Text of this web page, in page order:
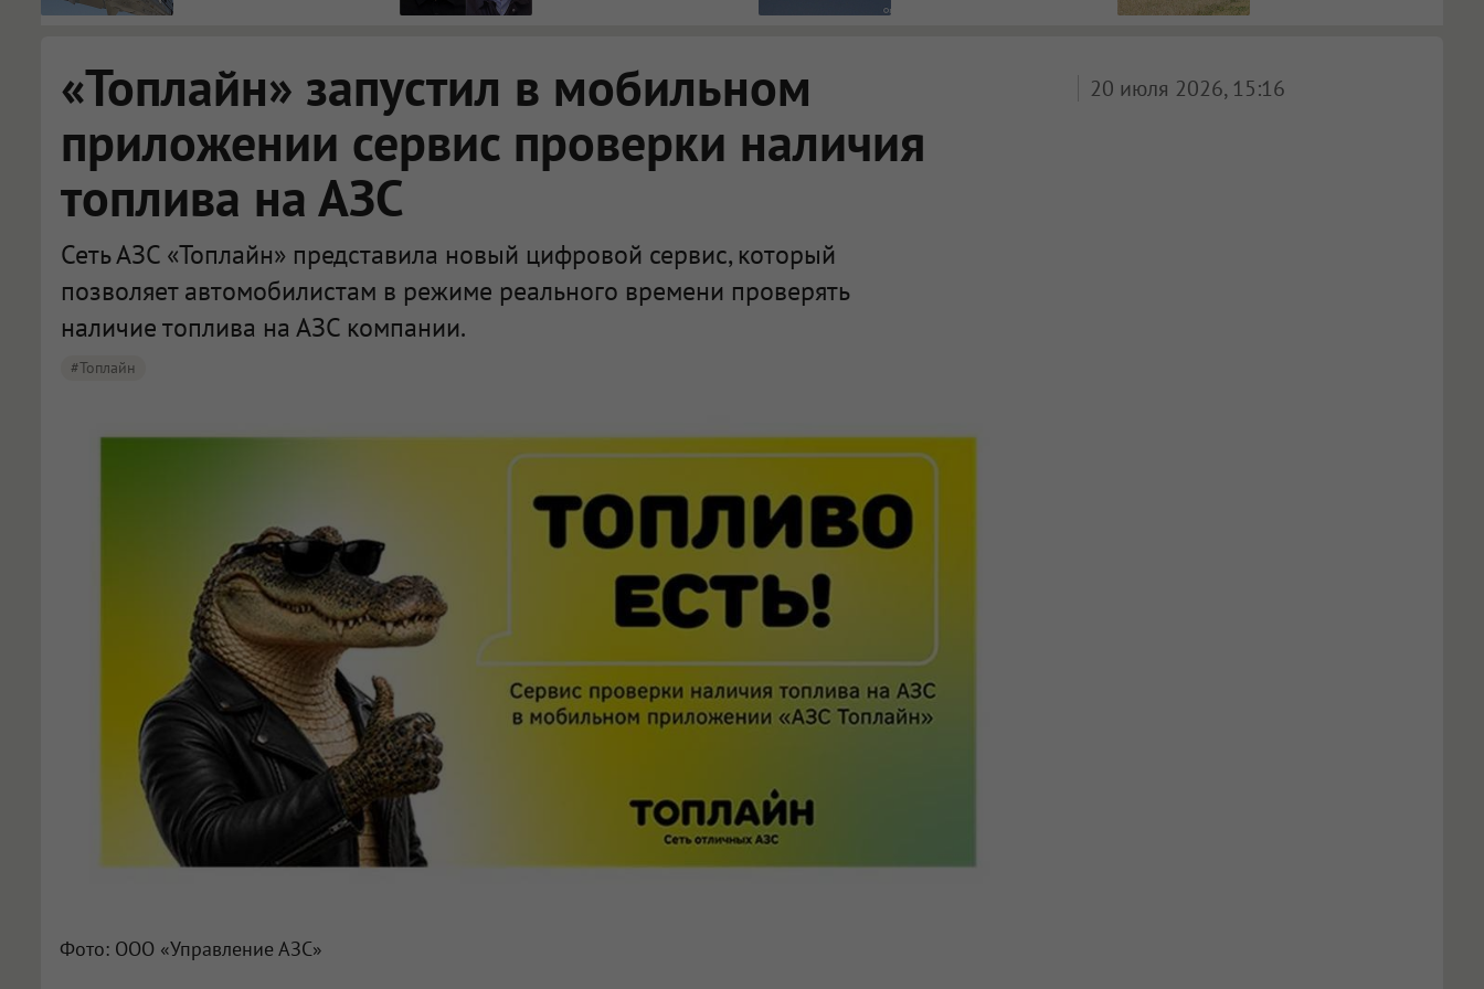
«Топлайн» запустил в мобильном
приложении сервис проверки наличия
топлива на АЗС
Сеть АЗС «Топлайн» представила новый цифровой сервис, который
позволяет автомобилистам в режиме реального времени проверять
наличие топлива на АЗС компании.
#Топлайн
20 июля 2026, 15:16
Фото: ООО «Управление АЗС»